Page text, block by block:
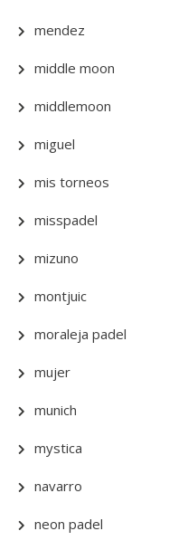
mendez
middle moon
middlemoon
miguel
mis torneos
misspadel
mizuno
montjuic
moraleja padel
mujer
munich
mystica
navarro
neon padel